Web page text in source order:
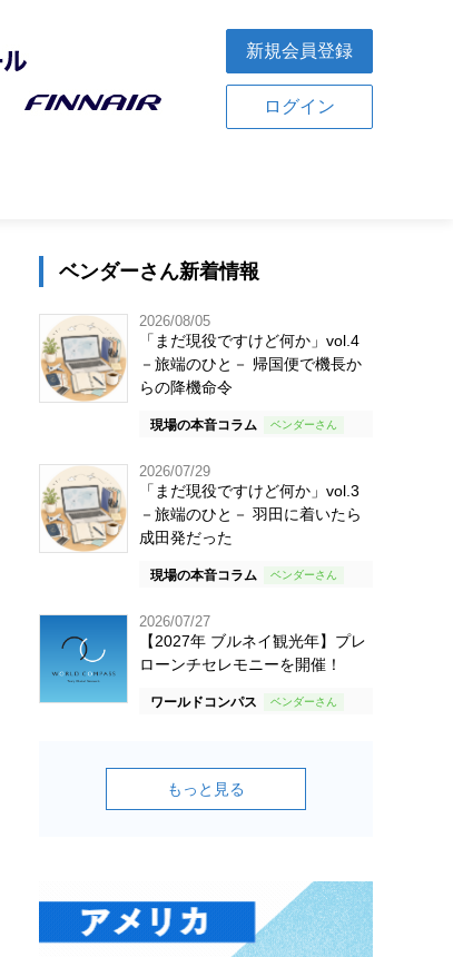
新規会員登録
ログイン
ベンダーさん新着情報
2026/08/05
「まだ現役ですけど何か」vol.4
－旅端のひと－ 帰国便で機長か
らの降機命令
現場の本音コラム
2026/07/29
「まだ現役ですけど何か」vol.3
－旅端のひと－ 羽田に着いたら
成田発だった
現場の本音コラム
2026/07/27
【2027年 ブルネイ観光年】プレ
ローンチセレモニーを開催！
ワールドコンパス
もっと見る